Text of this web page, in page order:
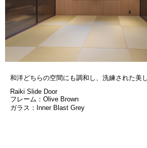
和洋どちらの空間にも調和し、洗練された美
Raiki Slide Door
フレーム：Olive Brown
ガラス：Inner Blast Grey